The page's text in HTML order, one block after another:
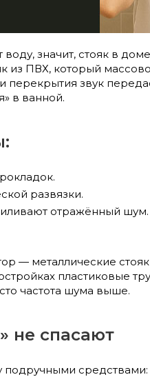
значит, стояк в
из ПВХ, который
звук
в ванной.
развязки.
отражённый шум.
— металлические
пластиковые
частота шума выше.
не спасают
средствами: